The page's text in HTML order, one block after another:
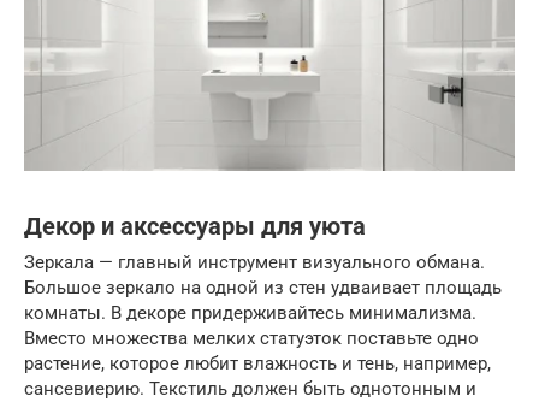
Декор и аксессуары для уюта
Зеркала — главный инструмент визуального обмана.
Большое зеркало на одной из стен удваивает площадь
комнаты. В декоре придерживайтесь минимализма.
Вместо множества мелких статуэток поставьте одно
растение, которое любит влажность и тень, например,
сансевиерию. Текстиль должен быть однотонным и